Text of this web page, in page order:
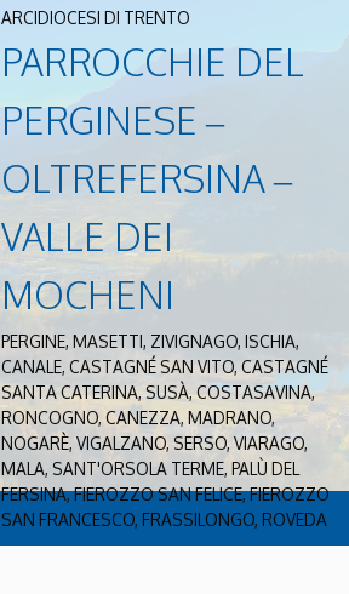
ARCIDIOCESI DI TRENTO
PARROCCHIE DEL
PERGINESE –
OLTREFERSINA –
VALLE DEI
MOCHENI
PERGINE, MASETTI, ZIVIGNAGO, ISCHIA,
CANALE, CASTAGNÉ SAN VITO, CASTAGNÉ
SANTA CATERINA, SUSÀ, COSTASAVINA,
RONCOGNO, CANEZZA, MADRANO,
NOGARÈ, VIGALZANO, SERSO, VIARAGO,
MALA, SANT'ORSOLA TERME, PALÙ DEL
FERSINA, FIEROZZO SAN FELICE, FIEROZZO
SAN FRANCESCO, FRASSILONGO, ROVEDA